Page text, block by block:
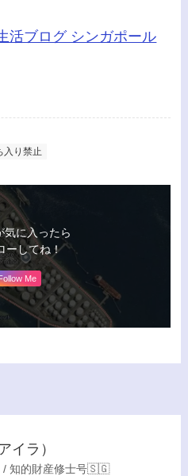
入り禁止
気に入ったら
ーしてね！
Me
イラ）
知的財産修士号🇸🇬